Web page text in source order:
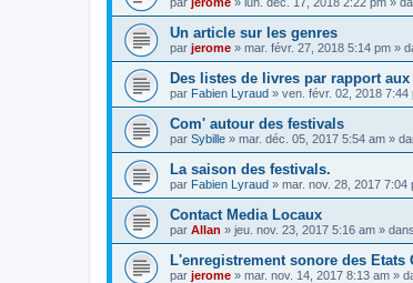
Un article sur les genres
par jerome » mar. févr. 27, 2018 5:14 pm »
Des listes de livres par rapport
par Fabien Lyraud » ven. févr. 02, 2018 7:44
Com' autour des festivals
par Sybille » mar. déc. 05, 2017 5:54 am »
La saison des festivals.
par Fabien Lyraud » mar. nov. 28, 2017 7:04
Contact Media Locaux
par Allan » jeu. nov. 23, 2017 5:16 am » dans
L'enregistrement sonore des Etats
par jerome » mar. nov. 14, 2017 8:13 am »